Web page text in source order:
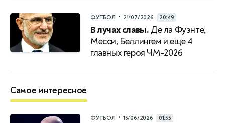
ФУТБОЛ • 21/07/2026 20:49
В лучах славы. Де ла Фуэнте,
Месси, Беллингем и еще 4
главных героя ЧМ-2026
Самое интересное
ФУТБОЛ • 15/06/2026 01:55